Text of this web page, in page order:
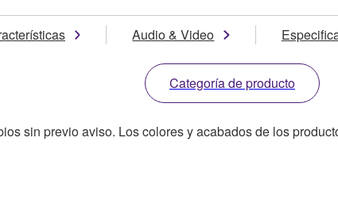
Audio & Video
Categoría de producto
sin previo aviso. Los colores y acabados de los